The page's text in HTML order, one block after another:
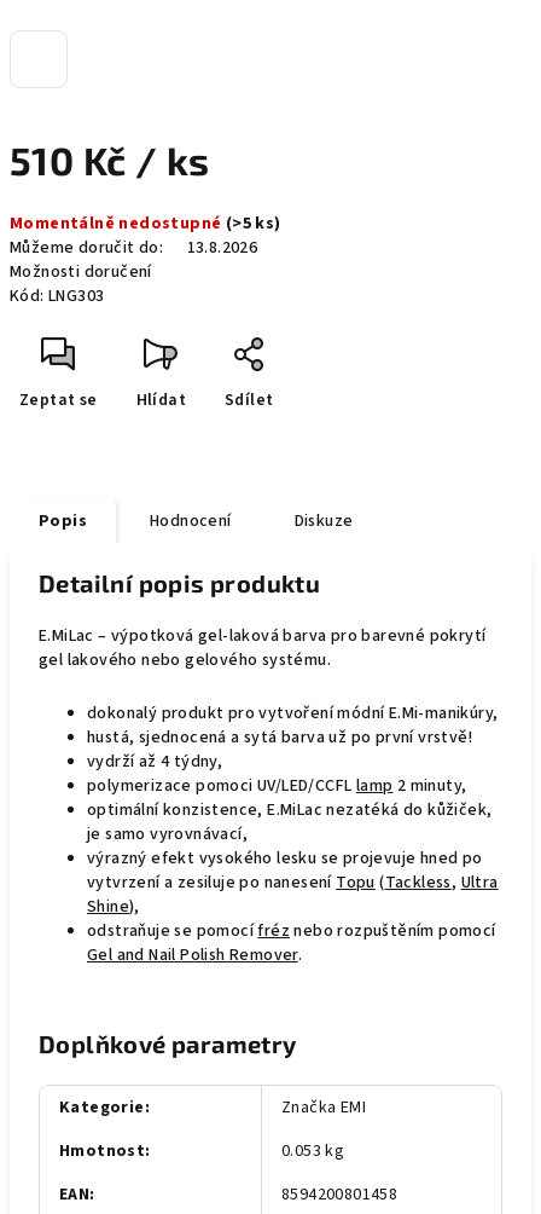
510 Kč / ks
cena:
Momentálně nedostupné (>5 ks)
Můžeme doručit do:
13.8.2026
Možnosti doručení
Kód: LNG303
Zeptat se Hlídat Sdílet
Popis Hodnocení Diskuze
Detailní popis produktu
E.MiLac – výpotková gel-laková barva pro barevné pokrytí
gel lakového nebo gelového systému.
dokonalý produkt pro vytvoření módní E.Mi-manikúry,
hustá, sjednocená a sytá barva už po první vrstvě!
vydrží až 4 týdny,
polymerizace pomoci UV/LED/CCFLlamp2 minuty,
optimální konzistence, E.MiLac nezatéká do kůžiček,
je samo vyrovnávací,
výrazný efekt vysokého lesku se projevuje hned po
vytvrzení a zesiluje po naneseníTopu(Tackless,Ultra
Shine),
odstraňuje se pomocífréznebo rozpuštěním pomocí
Gel and Nail Polish Remover.
Doplňkové parametry
Kategorie:
Značka EMI
Hmotnost:
0.053 kg
EAN:
8594200801458